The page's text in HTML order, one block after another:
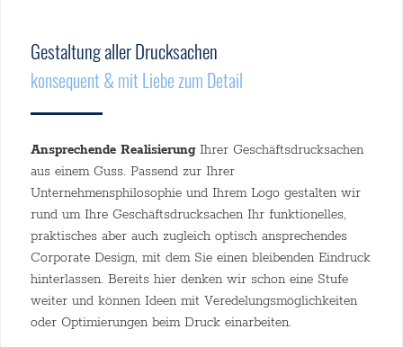
Gestaltung aller Drucksachen
konsequent & mit Liebe zum Detail
Ansprechende RealisierungIhrer Geschäftsdrucksachen
aus einem Guss. Passend zur Ihrer
Unternehmensphilosophie und Ihrem Logo gestalten wir
rund um Ihre Geschäftsdrucksachen Ihr funktionelles,
praktisches aber auch zugleich optisch ansprechendes
Corporate Design, mit dem Sie einen bleibenden Eindruck
hinterlassen. Bereits hier denken wir schon eine Stufe
weiter und können Ideen mit Veredelungsmöglichkeiten
oder Optimierungen beim Druck einarbeiten.